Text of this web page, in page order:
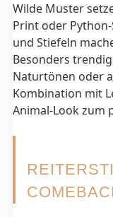
Wilde Muster
Print oder
und Stiefeln
Besonders
Naturtönen oder
Kombination mit
Animal-Look zum